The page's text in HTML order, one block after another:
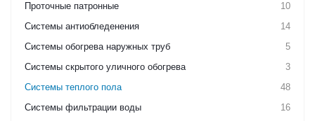
Проточные патронные
10
Системы антиобледенения
14
Системы обогрева наружных труб
5
Системы скрытого уличного обогрева
3
Системы теплого пола
48
Системы фильтрации воды
16